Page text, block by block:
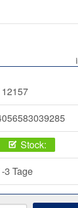
Stock:
3 Tage